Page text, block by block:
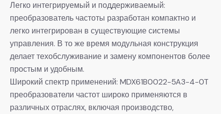
Легко интегрируемый и поддерживаемый:
преобразователь частоты разработан компактно и
легко интегрирован в существующие системы
управления. В то же время модульная конструкция
делает техобслуживание и замену компонентов более
простым и удобным.
Широкий спектр применений: MDX61B0022-5A3-4-0T
преобразователи частот широко применяются в
различных отраслях, включая производство,